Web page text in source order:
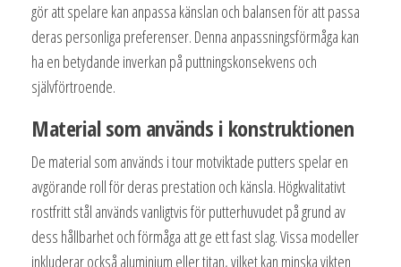
gör att spelare kan anpassa känslan och balansen för att passa
deras personliga preferenser. Denna anpassningsförmåga kan
ha en betydande inverkan på puttningskonsekvens och
självförtroende.
Material som används i konstruktionen
De material som används i tour motviktade putters spelar en
avgörande roll för deras prestation och känsla. Högkvalitativt
rostfritt stål används vanligtvis för putterhuvudet på grund av
dess hållbarhet och förmåga att ge ett fast slag. Vissa modeller
inkluderar också aluminium eller titan, vilket kan minska vikten